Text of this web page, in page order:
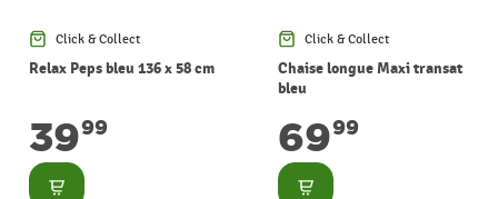
Click & Collect
Relax Peps bleu 136 x 58 cm
3999
Consulter
Click & Collect
Chaise longue Maxi transat
bleu
6999
Consulter